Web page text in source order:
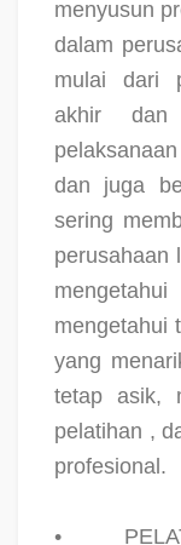
menyusun
dalam
mulai dari
akhir
dan juga
sering
perusahaan
mengetahui
yang
tetap asik,
pelatihan ,
profesional.
•